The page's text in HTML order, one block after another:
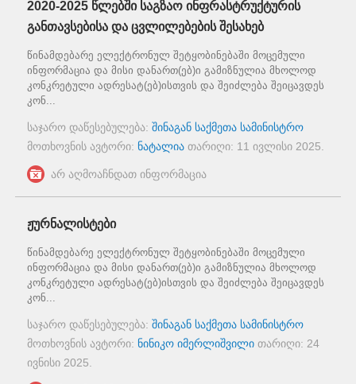
2020-2025 წლებში საგზაო ინფრასტრუქტურის
განთავსებისა და ცვლილებების შესახებ
წინამდებარე ელექტრონულ შეტყობინებაში მოცემული
ინფორმაცია და მისი დანართ(ებ)ი გამიზნულია მხოლოდ
კონკრეტული ადრესატ(ებ)ისთვის და შეიძლება შეიცავდეს
კონ...
საჯარო დაწესებულება: შინაგან საქმეთა სამინისტრო
მოთხოვნის ავტორი: ნატალია თარიღი: 11 ივლისი 2025
არ აღმოაჩნდათ ინფორმაცია
ჟურნალისტები
წინამდებარე ელექტრონულ შეტყობინებაში მოცემული
ინფორმაცია და მისი დანართ(ებ)ი გამიზნულია მხოლოდ
კონკრეტული ადრესატ(ებ)ისთვის და შეიძლება შეიცავდეს
კონ...
საჯარო დაწესებულება: შინაგან საქმეთა სამინისტრო
მოთხოვნის ავტორი: ნინიკო იმერლიშვილი თარიღი: 24
ივნისი 2025